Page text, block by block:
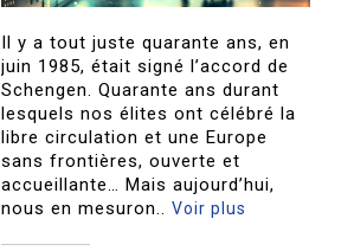
Il y a tout juste quarante ans, en
juin 1985, était signé l’accord de
Schengen. Quarante ans durant
lesquels nos élites ont célébré la
libre circulation et une Europe
sans frontières, ouverte et
accueillante… Mais aujourd’hui,
nous en mesuron..Voir plus